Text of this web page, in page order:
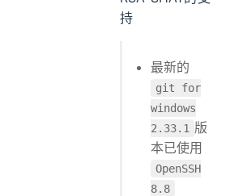
持
最新的
git for
windows
2.33.1 版
本已使用
OpenSSH
8.8